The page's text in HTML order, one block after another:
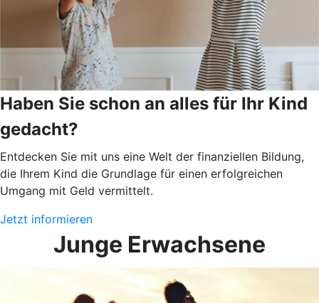
Haben Sie schon an alles für Ihr Kind
gedacht?
Entdecken Sie mit uns eine Welt der finanziellen Bildung,
die Ihrem Kind die Grundlage für einen erfolgreichen
Umgang mit Geld vermittelt.
Jetzt informieren
Junge Erwachsene